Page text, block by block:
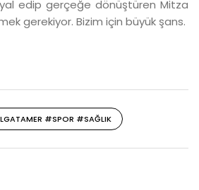
edip gerçeğe dönüştüren Mitza
gerekiyor. Bizim için büyük şans.
#SPOR #SAĞLIK